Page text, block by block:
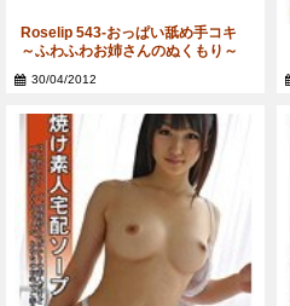
Roselip 543-おっぱい舐め手コキ
～ふわふわお姉さんのぬくもり～
30/04/2012